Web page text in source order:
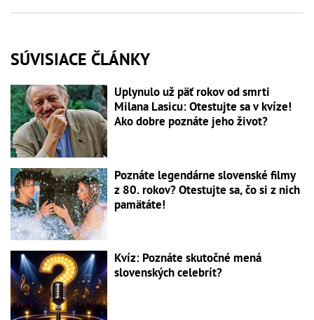
SÚVISIACE ČLÁNKY
Uplynulo už päť rokov od smrti
Milana Lasicu: Otestujte sa v kvíze!
Ako dobre poznáte jeho život?
Poznáte legendárne slovenské filmy
z 80. rokov? Otestujte sa, čo si z nich
pamätáte!
Kvíz: Poznáte skutočné mená
slovenských celebrít?